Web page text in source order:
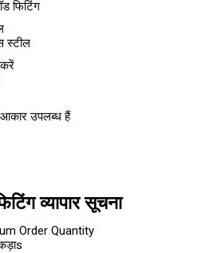
फिटिंग
स्टील
आकार उपलब्ध हैं
व्यापार सूचना
Order Quantity